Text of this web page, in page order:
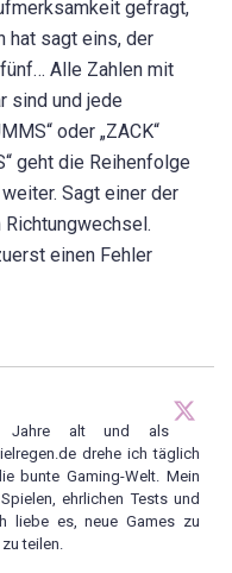
gefragt,
hat sagt eins, der
Alle Zahlen mit
sind und jede
oder „ZACK“
geht die Reihenfolge
Sagt einer der
Richtungwechsel.
einen Fehler
Jahre alt und als
drehe ich täglich
bunte Gaming-Welt. Mein
ehrlichen Tests und
liebe es, neue Games zu
teilen.